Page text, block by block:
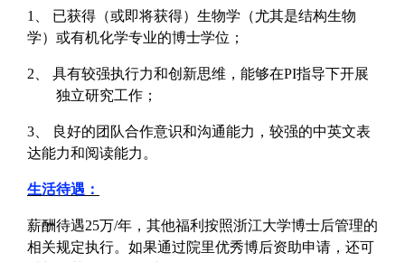
1
、 已获得（或即将获得）生物学（尤其是结构生物
学）或有机化学专业的博士学位；
2 、 具有较强执行力和创新思维，能够在PI指导下开展
独立研究工作；
3 、 良好的团队合作意识和沟通能力，较强的中英文表
达能力和阅读能力。
生活待遇：
薪酬待遇25万/年，其他福利按照浙江大学博士后管理的
相关规定执行。如果通过院里优秀博后资助申请，还可